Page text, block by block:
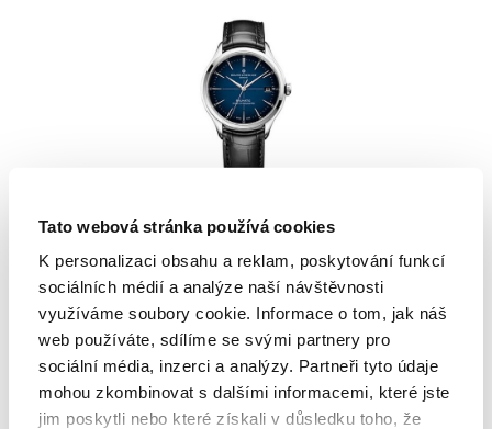
Tato webová stránka používá cookies
K personalizaci obsahu a reklam, poskytování funkcí
sociálních médií a analýze naší návštěvnosti
využíváme soubory cookie. Informace o tom, jak náš
web používáte, sdílíme se svými partnery pro
sociální média, inzerci a analýzy. Partneři tyto údaje
mohou zkombinovat s dalšími informacemi, které jste
jim poskytli nebo které získali v důsledku toho, že
CLIFTON BAUMATIC
Baume & Mercier
Clifton Baumatic
93 100 Kč